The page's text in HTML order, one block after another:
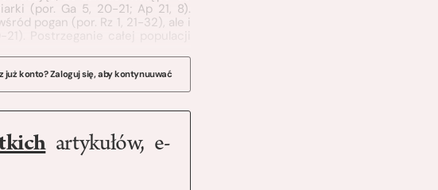
(por. Ga 5, 20-21; Ap 21, 8).
pogan (por. Rz 1, 21-32), ale i
Postrzeganie całej populacji
już konto? Zaloguj się, aby kontynuuwać
artykułów, e-